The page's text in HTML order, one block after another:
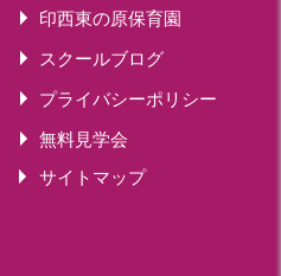
印西東の原保育園
スクールブログ
プライバシーポリシー
無料見学会
サイトマップ